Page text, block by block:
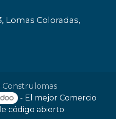
Lomas Coloradas,
- El mejor Comercio
código abierto